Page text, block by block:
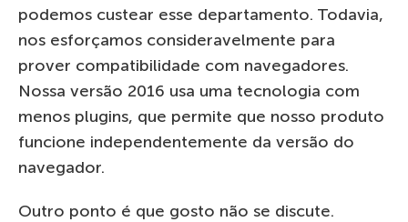
podemos custear esse departamento. Todavia,
nos esforçamos consideravelmente para
prover compatibilidade com navegadores.
Nossa versão 2016 usa uma tecnologia com
menos plugins, que permite que nosso produto
funcione independentemente da versão do
navegador.
Outro ponto é que gosto não se discute.